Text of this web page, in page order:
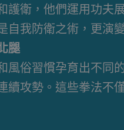
護衛，他們運用功
我防衛之術，更演
腿
風俗習慣孕育出不
續攻勢。這些拳法